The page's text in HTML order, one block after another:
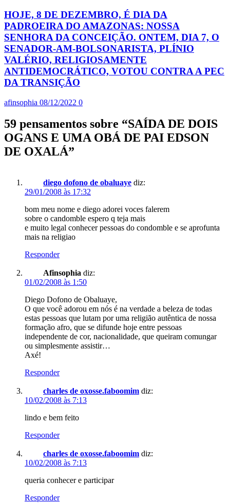
HOJE, 8 DE DEZEMBRO, É DIA DA
PADROEIRA DO AMAZONAS: NOSSA
SENHORA DA CONCEIÇÃO. ONTEM, DIA 7, O
SENADOR-AM-BOLSONARISTA, PLÍNIO
VALÉRIO, RELIGIOSAMENTE
ANTIDEMOCRÁTICO, VOTOU CONTRA A PEC
DA TRANSIÇÃO
afinsophia 08/12/2022 0
59 pensamentos sobre “SAÍDA DE DOIS
OGANS E UMA OBÁ DE PAI EDSON
DE OXALÁ”
diego dofono de obaluaye diz:
29/01/2008 às 17:32
bom meu nome e diego adorei voces falerem
sobre o candomble espero q teja mais
e muito legal conhecer pessoas do condomble e se aprofunta
mais na religiao
Responder
Afinsophia diz:
01/02/2008 às 1:50
Diego Dofono de Obaluaye,
O que você adorou em nós é na verdade a beleza de todas
estas pessoas que lutam por uma religião autêntica de nossa
formação afro, que se difunde hoje entre pessoas
independente de cor, nacionalidade, que queiram comungar
ou simplesmente assistir…
Axé!
Responder
charles de oxosse.faboomim diz:
10/02/2008 às 7:13
lindo e bem feito
Responder
charles de oxosse.faboomim diz:
10/02/2008 às 7:13
queria conhecer e participar
Responder